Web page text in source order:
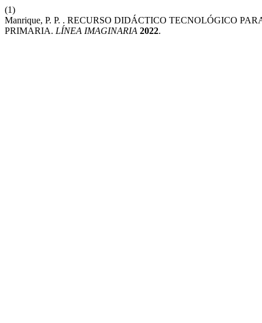
(1)
Manrique, P. P. . RECURSO DIDÁCTICO TECNOLÓGICO
PRIMARIA. LÍNEA IMAGINARIA 2022.